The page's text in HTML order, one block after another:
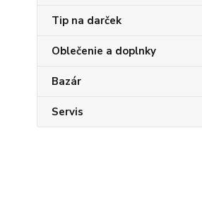
Tip na darček
Oblečenie a doplnky
Bazár
Servis